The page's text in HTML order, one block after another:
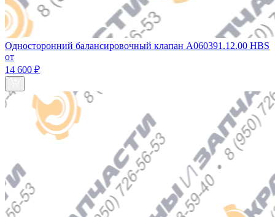
Односторонний балансировочный клапан A060391.12.00 HBS
от
14 600 ₽